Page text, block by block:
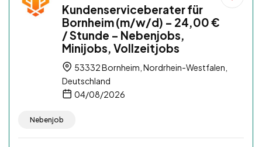
Kundenserviceberater für
Bornheim (m/w/d) – 24,00 €
/ Stunde – Nebenjobs,
Minijobs, Vollzeitjobs
53332 Bornheim, Nordrhein-Westfalen,
Deutschland
04/08/2026
Nebenjob